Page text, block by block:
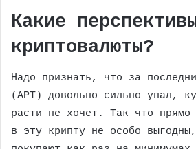
Какие
криптовалюты?
Надо признать, что за
(APT) довольно сильно упал,
расти не хочет. Так что прямо
в эту крипту не особо